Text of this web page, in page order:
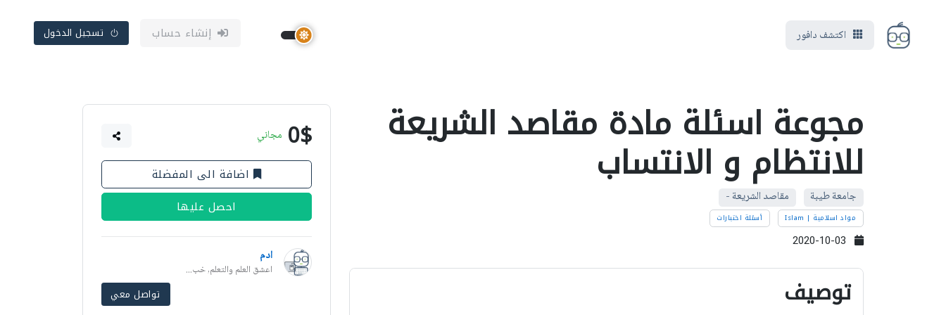
اكتشف دافور إنشاء حساب تسجيل الدخول
مجوعة اسئلة مادة مقاصد الشريعة
للانتظام و الانتساب
جامعة طيبة مقاصد الشريعة -
مواد اسلامية | Islam أسئلة اختبارات
توصيف
0$ مجاني
اضافة الى المفضلة
احصل عليها
ادم
اعشق العلم والتعلم, خب...
تواصل معي